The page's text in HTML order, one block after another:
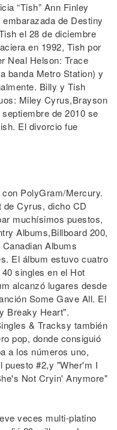
“Tish” Ann Finley
de Destiny
el 28 de diciembre
en 1992, Tish por
Neal Helson: Trace
banda Metro Station) y
Billy y Tish
Miley Cyrus,Brayson
de 2010 se
El divorcio fue
PolyGram/Mercury.
Cyrus, dicho CD
muchísimos puestos,
Albums,Billboard 200,
Albums
El álbum estuvo cuatro
singles en el Hot
alcanzó lugares desde
Some Gave All. El
Breaky Heart".
& Tracksy también
pop, donde consiguió
a los números uno,
puesto #2,y "Wher'm I
Not Cryin' Anymore"
veces multi-platino